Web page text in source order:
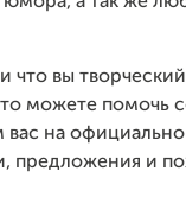
что вы
можете помочь
вас на
предложения и